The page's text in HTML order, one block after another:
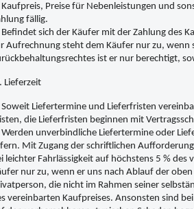
Preise für Nebenleistungen und
fällig.
Befindet sich der Käufer mit der Zahlung des
Aufrechnung steht dem Käufer nur zu,
ist er nur berechtigt,
Lieferzeit
Soweit Liefertermine und Lieferfristen
die Lieferfristen beginnen mit
unverbindliche Liefertermine oder
Mit Zugang der schriftlichen
leichter Fahrlässigkeit auf höchstens 5 %
nur zu, wenn er uns nach Ablauf der
die nicht im Rahmen seiner
vereinbarten Kaufpreises. Ansonsten sind